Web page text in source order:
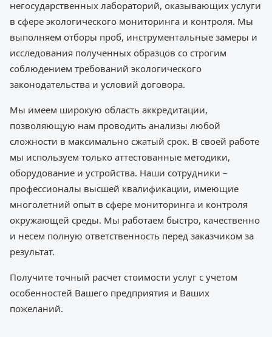
негосударственных лабораторий, оказывающих услуги
в сфере экологического мониторинга и контроля. Мы
выполняем отборы проб, инструментальные замеры и
исследования полученных образцов со строгим
соблюдением требований экологического
законодательства и условий договора.
Мы имеем широкую область аккредитации,
позволяющую нам проводить анализы любой
сложности в максимально сжатый срок. В своей работе
мы используем только аттестованные методики,
оборудование и устройства. Наши сотрудники –
профессионалы высшей квалификации, имеющие
многолетний опыт в сфере мониторинга и контроля
окружающей среды. Мы работаем быстро, качественно
и несем полную ответственность перед заказчиком за
результат.
Получите точный расчет стоимости услуг с учетом
особенностей Вашего предприятия и Ваших
пожеланий.